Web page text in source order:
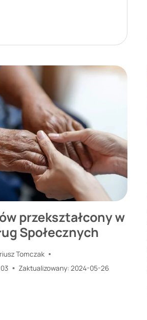
przekształcony w
Społecznych
Tomczak
Zaktualizowany: 2024-05-26